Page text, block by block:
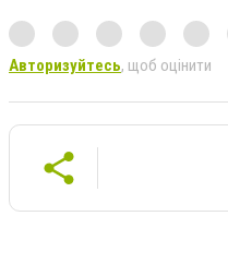
Авторизуйтесь, щоб оцінити